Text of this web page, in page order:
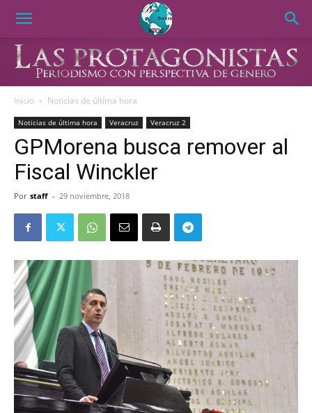
Inicio Noticias de última hora
Noticias de última hora Veracruz Veracruz 2
GPMorena busca remover al
Fiscal Winckler
Por staff - 29 noviembre, 2018